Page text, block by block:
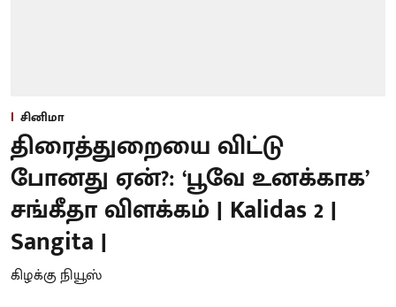
சினிமா
திரைத்துறையை விட்டு
போனது ஏன்?: ‘பூவே உனக்காக’
சங்கீதா விளக்கம் | Kalidas 2 |
Sangita |
கிழக்கு நியூஸ்